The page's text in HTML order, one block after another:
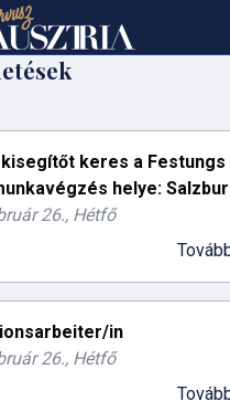
kisegítőt keres a
helye:
26., Hétfő
in
26., Hétfő